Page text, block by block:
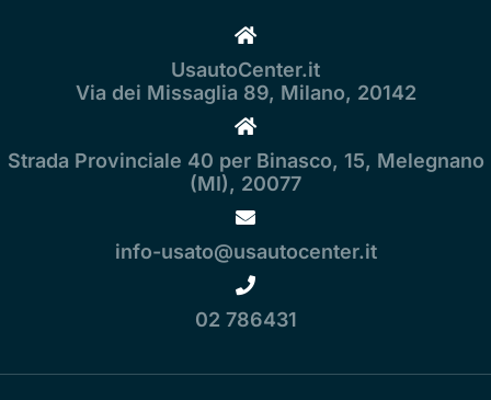
UsautoCenter.it
Via dei Missaglia 89, Milano, 20142
Strada Provinciale 40 per Binasco, 15, Melegnano
(MI), 20077
info-usato@usautocenter.it
02 786431